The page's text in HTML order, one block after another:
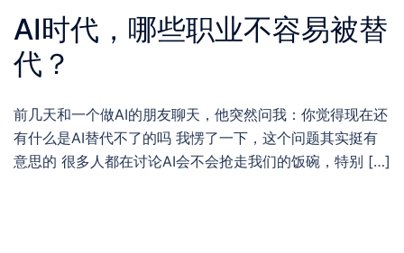
AI时代，哪些职业不容易被替
代？
前几天和一个做AI的朋友聊天，他突然问我：你觉得现在还
有什么是AI替代不了的吗 我愣了一下，这个问题其实挺有
意思的 很多人都在讨论AI会不会抢走我们的饭碗，特别 […]